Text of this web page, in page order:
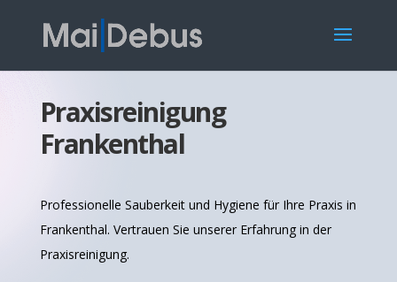
Praxisreinigung
Frankenthal
Professionelle Sauberkeit und Hygiene für Ihre Praxis in
Frankenthal. Vertrauen Sie unserer Erfahrung in der
Praxisreinigung.